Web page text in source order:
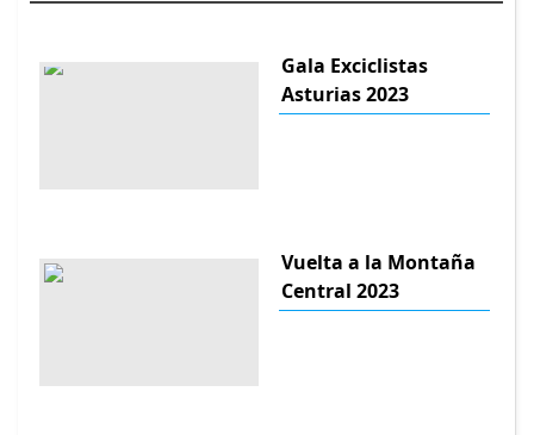
Gala Exciclistas
Asturias 2023
Vuelta a la Montaña
Central 2023